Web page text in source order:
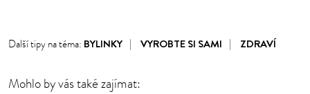
Další tipy na téma: BYLINKY VYROBTE SI SAMI ZDRAVÍ
Mohlo by vás také zajímat: